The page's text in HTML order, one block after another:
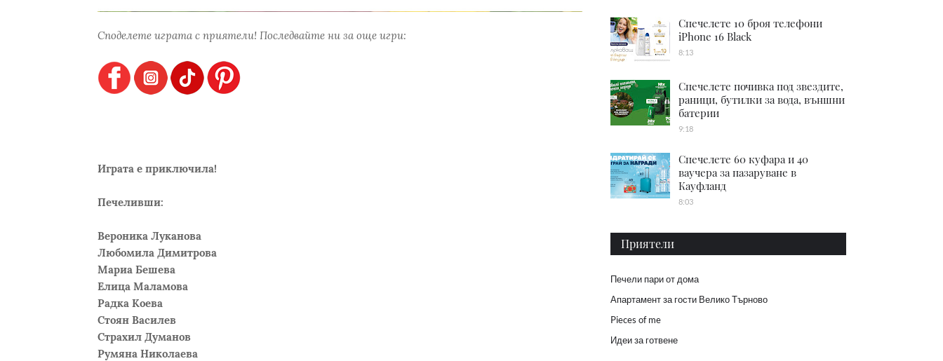
Споделете играта с приятели! Последвайте ни за още игри:
Играта е приключила!
Печеливши:
Вероника Луканова
Любомила Димитрова
Мариа Бешева
Елица Маламова
Радка Коева
Стоян Василев
Страхил Думанов
Румяна Николаева
Спечелете 10 броя телефони
iPhone 16 Black
8:13
Спечелете почивка под звездите,
раници, бутилки за вода, външни
батерии
9:18
Спечелете 60 куфара и 40
ваучера за пазаруване в
Кауфланд
8:03
Приятели
Печели пари от дома
Апартамент за гости Велико Търново
Pieces of me
Идеи за готвене